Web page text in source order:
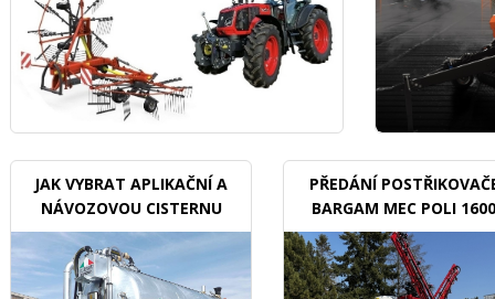
JAK VYBRAT APLIKAČNÍ A
NÁVOZOVOU CISTERNU
PŘEDÁNÍ
BARGAM MEC POLI 1600
BDX